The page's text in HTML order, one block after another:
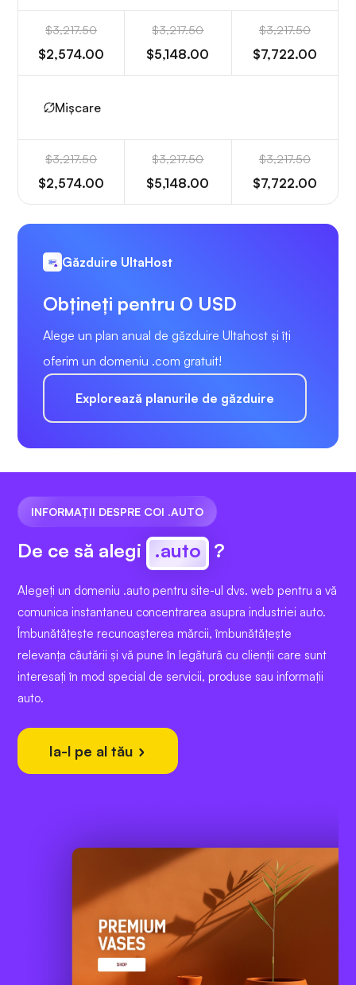
$3,217.50
$2,574.00
$3,217.50
$5,148.00
$3,217.50
$7,722.00
Mișcare
$3,217.50
$2,574.00
$3,217.50
$5,148.00
$3,217.50
$7,722.00
Găzduire UltaHost
Obțineți pentru 0 USD
Alege un plan anual de găzduire Ultahost și îți
oferim un domeniu .com gratuit!
Explorează planurile de găzduire
INFORMAȚII DESPRE COI .AUTO
De ce să alegi .auto ?
Alegeți un domeniu .auto pentru site-ul dvs. web pentru a vă
comunica instantaneu concentrarea asupra industriei auto.
Îmbunătățește recunoașterea mărcii, îmbunătățește
relevanța căutării și vă pune în legătură cu clienții care sunt
interesați în mod special de servicii, produse sau informații
auto.
Ia-l pe al tău